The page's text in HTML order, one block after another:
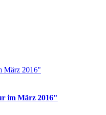
März 2016"
im März 2016"